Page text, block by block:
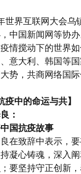
世界互联网大会
中国新闻网等协办
搅动下的世界如
意大利、韩国等
势，共商网络国际
疫中的命运与共】
：
国抗疫故事
致辞中表示，要
凝心铸魂，深入
要坚持守正创新